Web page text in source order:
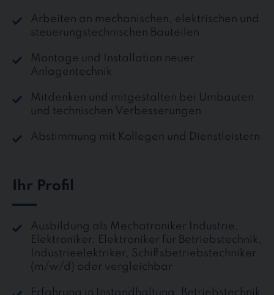
Arbeiten an mechanischen, elektrischen und
steuerungstechnischen Bauteilen
Montage und Installation neuer
Anlagentechnik
Mitdenken und mitgestalten bei Umbauten
und technischen Verbesserungen
Abstimmung mit Kollegen und Dienstleistern
Ihr Profil
Ausbildung als Mechatroniker Industrie,
Elektroniker, Elektroniker für Betriebstechnik,
Industrieelektriker, Schiffsbetriebstechniker
(m/w/d) oder vergleichbar
Erfahrung in Instandhaltung, Betriebstechnik